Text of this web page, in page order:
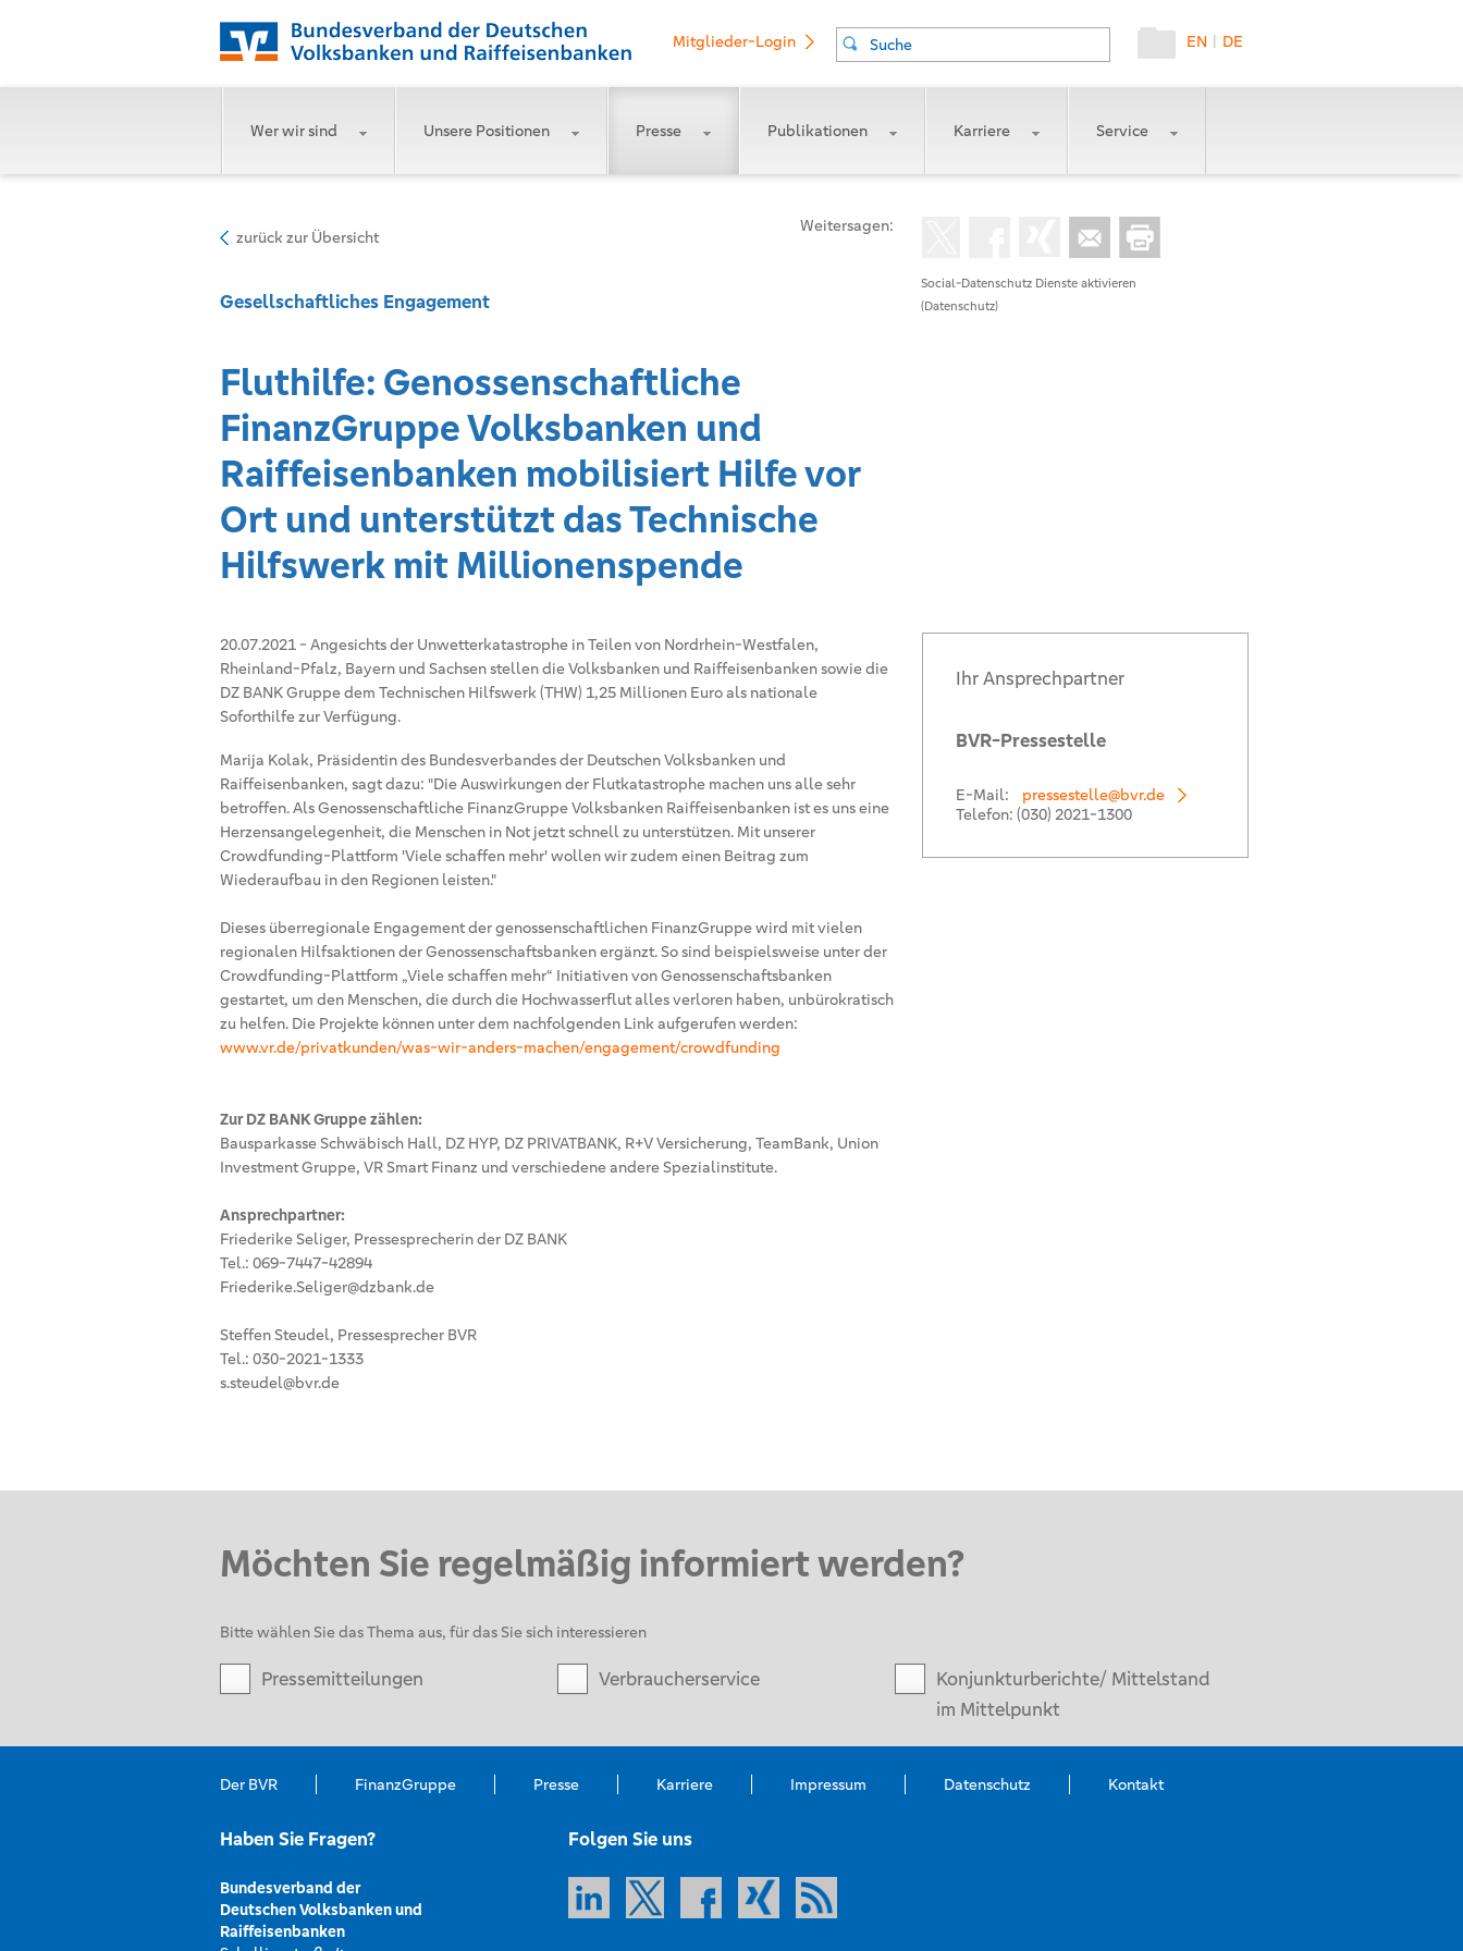
DE
|
EN
Suche
Mitglieder-Login
Wer wir sind Unsere Positionen Presse Publikationen Karriere Service
Social-Datenschutz Dienste aktivieren
(Datenschutz)
Weitersagen:
zurück zur Übersicht
Gesellschaftliches Engagement
Fluthilfe: Genossenschaftliche
FinanzGruppe Volksbanken und
Raiffeisenbanken mobilisiert Hilfe vor
Ort und unterstützt das Technische
Hilfswerk mit Millionenspende
20.07.2021 - Angesichts der Unwetterkatastrophe in Teilen von Nordrhein-Westfalen,
Rheinland-Pfalz, Bayern und Sachsen stellen die Volksbanken und Raiffeisenbanken sowie die
DZ BANK Gruppe dem Technischen Hilfswerk (THW) 1,25 Millionen Euro als nationale
Soforthilfe zur Verfügung.
Marija Kolak, Präsidentin des Bundesverbandes der Deutschen Volksbanken und
Raiffeisenbanken, sagt dazu: "Die Auswirkungen der Flutkatastrophe machen uns alle sehr
betroffen. Als Genossenschaftliche FinanzGruppe Volksbanken Raiffeisenbanken ist es uns eine
Herzensangelegenheit, die Menschen in Not jetzt schnell zu unterstützen. Mit unserer
Crowdfunding-Plattform 'Viele schaffen mehr' wollen wir zudem einen Beitrag zum
Wiederaufbau in den Regionen leisten."
Dieses überregionale Engagement der genossenschaftlichen FinanzGruppe wird mit vielen
regionalen Hilfsaktionen der Genossenschaftsbanken ergänzt. So sind beispielsweise unter der
Crowdfunding-Plattform „Viele schaffen mehr“ Initiativen von Genossenschaftsbanken
gestartet, um den Menschen, die durch die Hochwasserflut alles verloren haben, unbürokratisch
zu helfen. Die Projekte können unter dem nachfolgenden Link aufgerufen werden:
www.vr.de/privatkunden/was-wir-anders-machen/engagement/crowdfunding
Zur DZ BANK Gruppe zählen:
Bausparkasse Schwäbisch Hall, DZ HYP, DZ PRIVATBANK, R+V Versicherung, TeamBank, Union
Investment Gruppe, VR Smart Finanz und verschiedene andere Spezialinstitute.
Ansprechpartner:
Friederike Seliger, Pressesprecherin der DZ BANK
Tel.: 069-7447-42894
Friederike.Seliger@dzbank.de
Steffen Steudel, Pressesprecher BVR
Tel.: 030-2021-1333
s.steudel@bvr.de
Ihr Ansprechpartner
BVR-Pressestelle
E-Mail:
pressestelle@bvr.de
Telefon: (030) 2021-1300
Möchten Sie regelmäßig informiert werden?
Bitte wählen Sie das Thema aus, für das Sie sich interessieren
Pressemitteilungen Verbraucherservice
Konjunkturberichte/ Mittelstand
im Mittelpunkt
Der BVR FinanzGruppe Presse Karriere Impressum Datenschutz Kontakt
Haben Sie Fragen?
Bundesverband der
Deutschen Volksbanken und
Raiffeisenbanken
Folgen Sie uns